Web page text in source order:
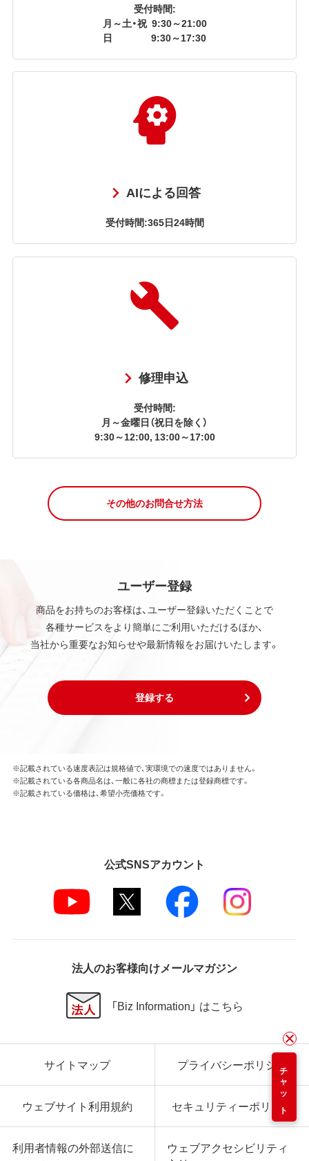
受付時間:
月～土・祝 9:30～21:00
日
9:30～17:30
AIによる回答
受付時間:365日24時間
修理申込
受付時間:
月～金曜日（祝日を除く）
9:30～12:00, 13:00～17:00
その他のお問合せ方法
ユーザー登録
商品をお持ちのお客様は、ユーザー登録いただくことで
各種サービスをより簡単にご利用いただけるほか、
当社から重要なお知らせや最新情報をお届けいたします。
登録する
チャット
※記載されている速度表記は規格値で、実環境での速度ではありません。
※記載されている各商品名は、一般に各社の商標または登録商標です。
※記載されている価格は、希望小売価格です。
公式SNSアカウント
法人のお客様向けメールマガジン
「Biz Information」 はこちら
サイトマップ プライバシーポリシー
ウェブサイト利用規約 セキュリティーポリシー
利用者情報の外部送信に
ウェブアクセシビリティ